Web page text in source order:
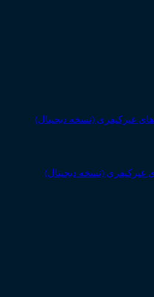
غیرکیفری (نسخه دیجیتال)